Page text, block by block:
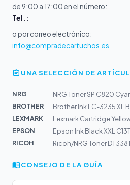
de 9:00 a 17:00 en el número:
Tel.:
o por correo electrónico:
info@compradecartuchos.es
UNA SELECCIÓN DE
NRG
NRG Toner SP C820
BROTHER
LEXMARK
EPSON
RICOH
Ricoh/NRG Toner
CONSEJO DE LA GUÍA